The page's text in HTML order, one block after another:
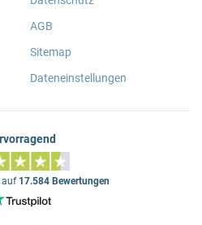
AGB
Sitemap
Dateneinstellungen
auf 17.584 Bewertungen